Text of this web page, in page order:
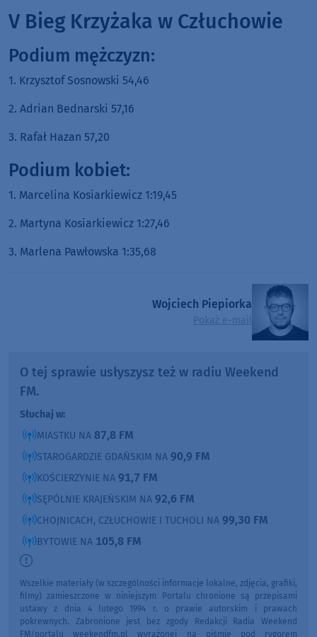
V Bieg Krzyżaka w Człuchowie
Podium mężczyzn:
1. Krzysztof Sosnowski 54,46
2. Adrian Bednarski 57,16
3. Rafał Hazan 57,20
Podium kobiet:
1. Marcelina Kosiarkiewicz 1:19,45
2. Martyna Kosiarkiewicz 1:27,46
3. Marlena Pawłowska 1:35,68
Wojciech Piepiorka
Pokaż e-mail
O tej sprawie usłyszysz też w radiu Weekend
FM.
Słuchaj w:
MIASTKU NA 87,8 FM
STAROGARDZIE GDAŃSKIM NA 90,9 FM
KOŚCIERZYNIE NA 91,7 FM
SĘPÓLNIE KRAJEŃSKIM NA 92,6 FM
CHOJNICACH, CZŁUCHOWIE I TUCHOLI NA 99,30 FM
BYTOWIE NA 105,8 FM
Wszelkie materiały (w szczególności informacje lokalne, zdjęcia, grafiki,
filmy) zamieszczone w niniejszym Portalu chronione są przepisami
ustawy z dnia 4 lutego 1994 r. o prawie autorskim i prawach
pokrewnych. Zabronione jest bez zgody Redakcji Radia Weekend
FM/portalu weekendfm.pl wyrażonej na piśmie pod rygorem